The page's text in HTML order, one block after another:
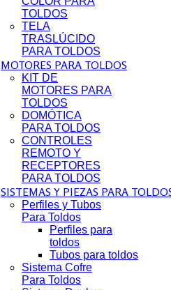
TOLDOS
TELA
TRASLÚCIDO
PARA TOLDOS
MOTORES PARA TOLDOS
KIT DE
MOTORES PARA
TOLDOS
DOMÓTICA
PARA TOLDOS
CONTROLES
REMOTO Y
RECEPTORES
PARA TOLDOS
SISTEMAS Y PIEZAS PARA
Perfiles y Tubos
Para Toldos
Perfiles para
toldos
Tubos para toldos
Sistema Cofre
Para Toldos